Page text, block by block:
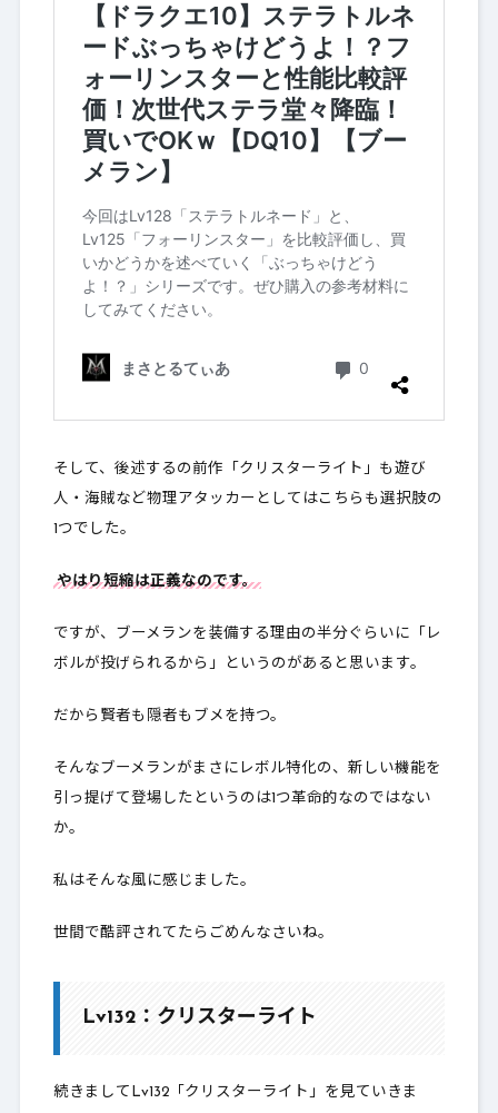
そして、後述するの前作「クリスターライト」も遊び
人・海賊など物理アタッカーとしてはこちらも選択肢の
1つでした。
やはり短縮は正義なのです。
ですが、ブーメランを装備する理由の半分ぐらいに「レ
ボルが投げられるから」というのがあると思います。
だから賢者も隠者もブメを持つ。
そんなブーメランがまさにレボル特化の、新しい機能を
引っ提げて登場したというのは1つ革命的なのではない
か。
私はそんな風に感じました。
世間で酷評されてたらごめんなさいね。
Lv132：クリスターライト
続きましてLv132「クリスターライト」を見ていきま